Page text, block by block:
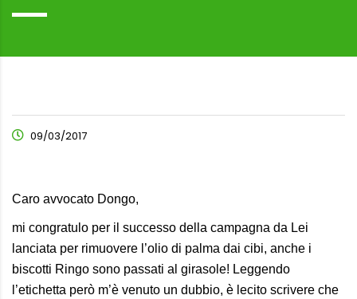
09/03/2017
Caro avvocato Dongo,
mi congratulo per il successo della campagna da Lei
lanciata per rimuovere l’olio di palma dai cibi, anche i
biscotti Ringo sono passati al girasole! Leggendo
l’etichetta però m’è venuto un dubbio, è lecito scrivere che